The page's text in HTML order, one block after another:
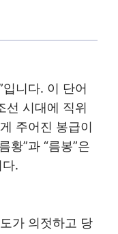
니다. 이 단어
선 시대에 직위
주어진 봉급이
황”과 “름봉”은
.
가 의젓하고 당